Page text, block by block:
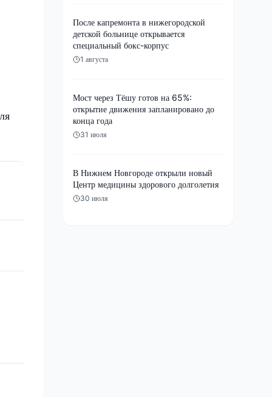
После капремонта в нижегородской
детской больнице открывается
специальный бокс-корпус
1 августа
Мост через Тёшу готов на 65%:
открытие движения запланировано до
конца года
31 июля
В Нижнем Новгороде открыли новый
Центр медицины здорового долголетия
30 июля